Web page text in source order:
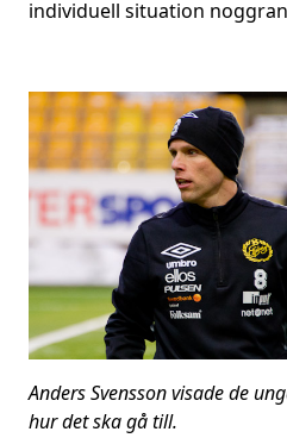
individuell situation
Anders Svensson visade de
hur det ska gå till.